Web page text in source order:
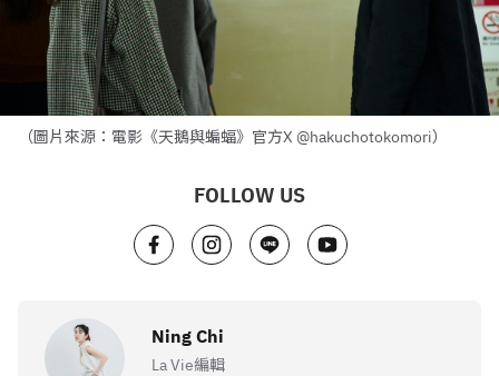
（圖片來源：電影《天鵝與蝙蝠》官方X @hakuchotokomori）
FOLLOW US
Ning Chi
La Vie編輯